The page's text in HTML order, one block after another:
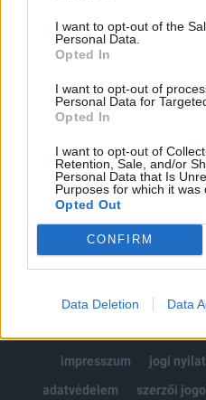
I want to opt-out of the
Personal Data.
Opted In
I want to opt-out of
Personal Data for
Opted In
I want to opt-out of
Retention, Sale, and/or
Personal Data that Is
Purposes for which it was
Opted Out
CONFIRM
Data Deletion Data
Portfolio.hu teljes
Kötéslisták: BÉT
MÁR ELŐFIZETŐNK VAGY?
impresszum
jogi
adatvédelem
szerzői